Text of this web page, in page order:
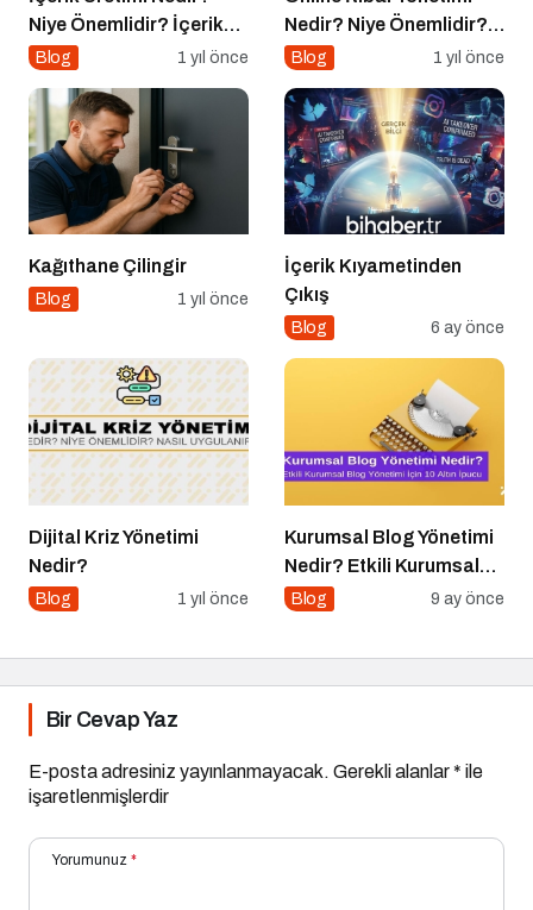
Niye Önemlidir? İçerik
Üretimi Nasıl Yapılır?
Blog 1 yıl önce
Nedir? Niye Önemlidir?
Online İtibar Yönetimi
Blog 1 yıl önce
Kağıthane Çilingir
Blog 1 yıl önce
İçerik Kıyametinden
Çıkış
Blog 6 ay önce
Dijital Kriz Yönetimi
Nedir?
Blog 1 yıl önce
Kurumsal Blog Yönetimi
Nedir? Etkili Kurumsal
Blog Yönetimi için 10
Blog 9 ay önce
Bir Cevap Yaz
E-posta adresiniz yayınlanmayacak. Gerekli alanlar* ile
işaretlenmişlerdir
Yorumunuz *